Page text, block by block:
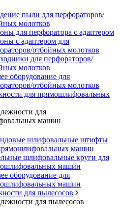
пыли для перфораторов/
молотков
для перфоратора с адаптером
с адаптером для
отбойных молотков
для перфораторов/
молотков
оборудование для
отбойных молотков
для прямошлифовальных
для
машин
шлифовальные штифты
машин
шлифовальные круги для
машин
оборудование для
машин
для пылесосов
для пылесосов